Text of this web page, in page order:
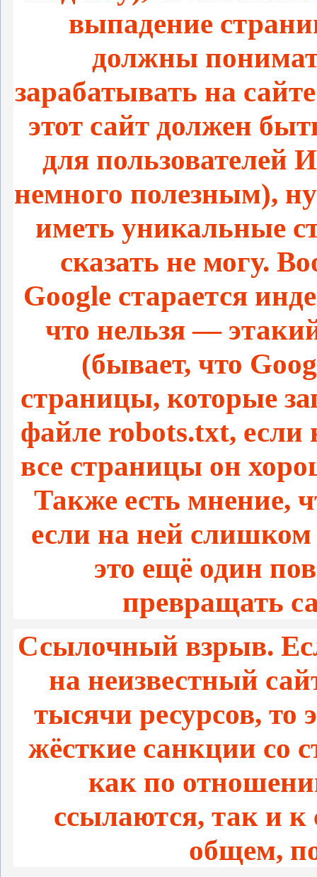
выпадение
должны
зарабатывать на
этот сайт должен
для пользователей
немного полезным),
иметь уникальные
сказать не могу.
Google старается
что нельзя —
(бывает, что
страницы, которые
файле robots.txt, если
все страницы он
Также есть мнение,
если на ней
это ещё один
превращать
Ссылочный взрыв.
на неизвестный
тысячи ресурсов, то
жёсткие санкции со
как по
ссылаются, так и
общем,